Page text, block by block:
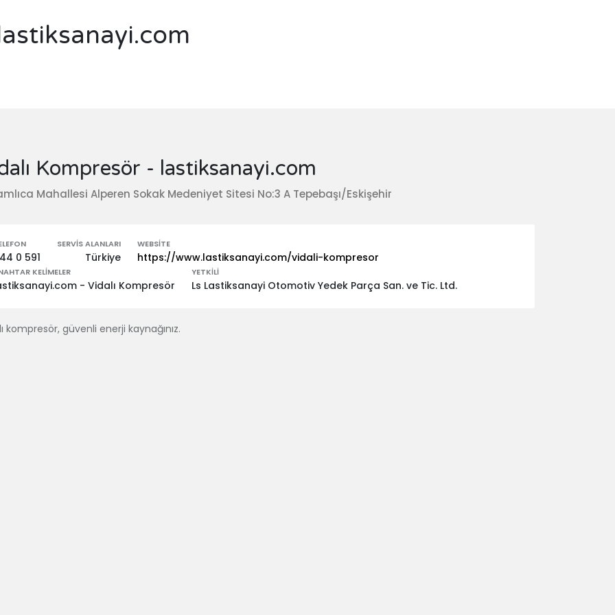
Kompresör - lastiksanayi.com
Mahallesi Alperen Sokak Medeniyet Sitesi No:3 A Tepebaşı/Eskişehir
0 591
SERVIS ALANLARI
Türkiye
WEBSITE
https://www.lastiksanayi.com/vidali-kompresor
KELIMELER
- Vidalı Kompresör
YETKILI
Ls Lastiksanayi Otomotiv Yedek Parça San. ve Tic. Ltd.
kompresör, güvenli enerji kaynağınız.